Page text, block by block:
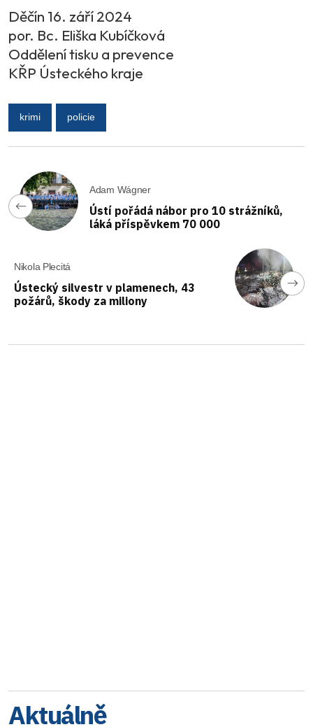
Děčín 16. září 2024
por. Bc. Eliška Kubíčková
Oddělení tisku a prevence
KŘP Ústeckého kraje
krimi policie
Adam Wágner
Ústí pořádá nábor pro 10 strážníků,
láká příspěvkem 70 000
Nikola Plecitá
Ústecký silvestr v plamenech, 43
požárů, škody za miliony
Aktuálně